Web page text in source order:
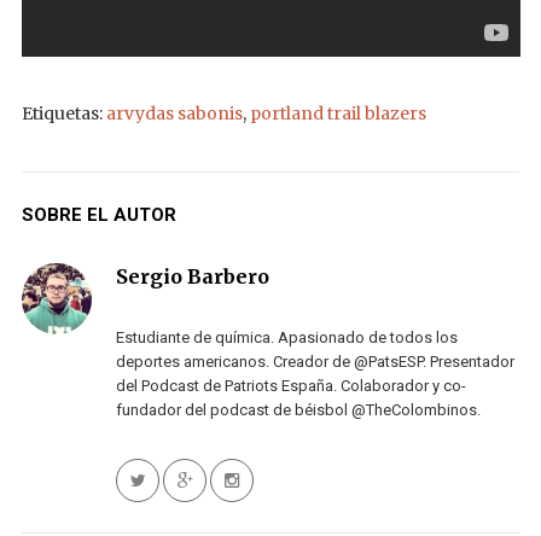
Etiquetas: arvydas sabonis, portland trail blazers
SOBRE EL AUTOR
Sergio Barbero
Estudiante de química. Apasionado de todos los
deportes americanos. Creador de @PatsESP. Presentador
del Podcast de Patriots España. Colaborador y co-
fundador del podcast de béisbol @TheColombinos.